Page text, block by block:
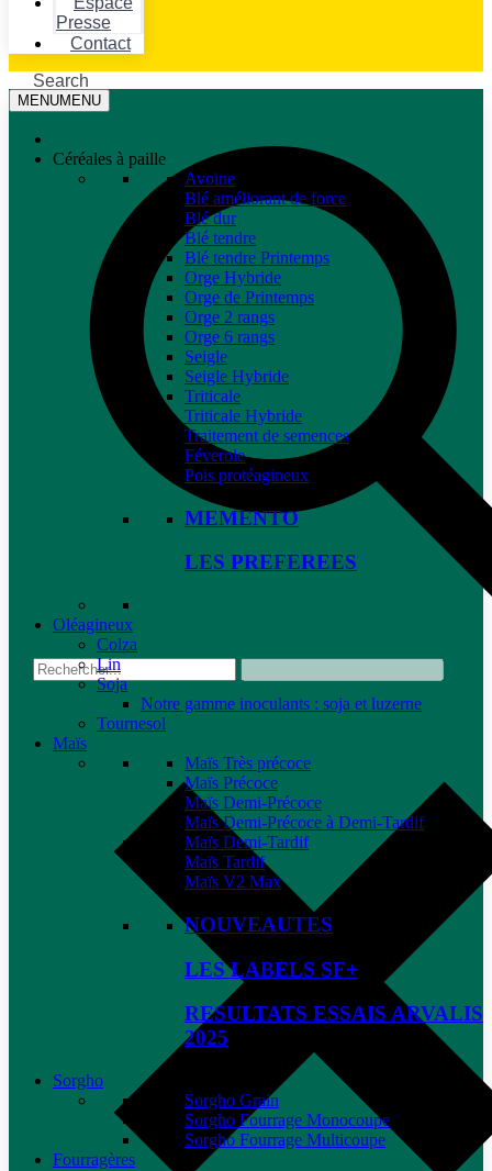
Presse
Contact
Search
MENUMENU
Céréales à paille
Avoine
Blé améliorant de force
Blé dur
Blé tendre
Blé tendre Printemps
Orge Hybride
Orge de Printemps
Orge 2 rangs
Orge 6 rangs
Seigle
Seigle Hybride
Triticale
Triticale Hybride
Traitement de semences
Féverole
Pois protéagineux
MEMENTO
LES PREFEREES
Oléagineux
Colza
Lin
Soja
Notre gamme inoculants : soja et luzerne
Tournesol
Maïs
Maïs Très précoce
Maïs Précoce
Maïs Demi-Précoce
Maïs Demi-Précoce à Demi-Tardif
Maïs Demi-Tardif
Maïs Tardif
Maïs V2 Max
NOUVEAUTES
LES LABELS SF+
RESULTATS ESSAIS ARVALIS
2025
Sorgho
Sorgho Grain
Sorgho Fourrage Monocoupe
Sorgho Fourrage Multicoupe
Fourragères